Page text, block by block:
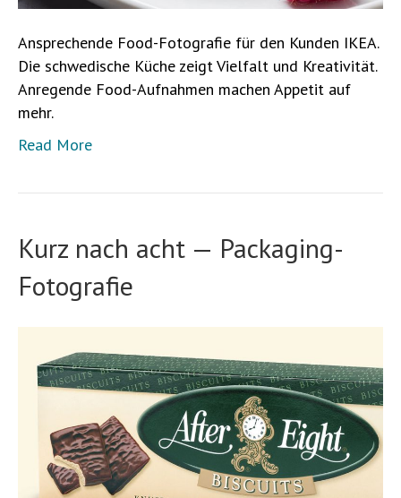
Ansprechende Food-Fotografie für den Kunden IKEA.
Die schwedische Küche zeigt Vielfalt und Kreativität.
Anregende Food-Aufnahmen machen Appetit auf
mehr.
Read More
Kurz nach acht — Packaging-
Fotografie